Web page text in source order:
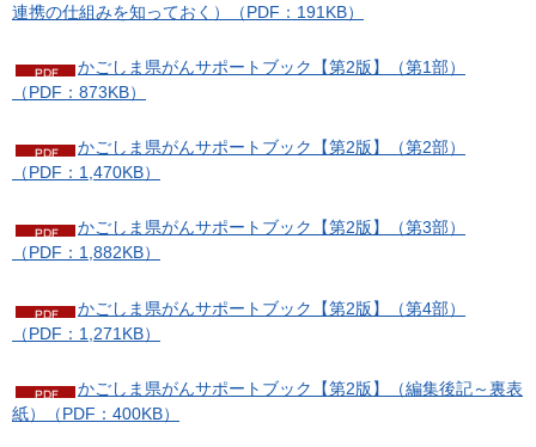
連携の仕組みを知っておく）（PDF：191KB）
かごしま県がんサポートブック【第2版】（第1部）
（PDF：873KB）
かごしま県がんサポートブック【第2版】（第2部）
（PDF：1,470KB）
かごしま県がんサポートブック【第2版】（第3部）
（PDF：1,882KB）
かごしま県がんサポートブック【第2版】（第4部）
（PDF：1,271KB）
かごしま県がんサポートブック【第2版】（編集後記～裏表
紙）（PDF：400KB）